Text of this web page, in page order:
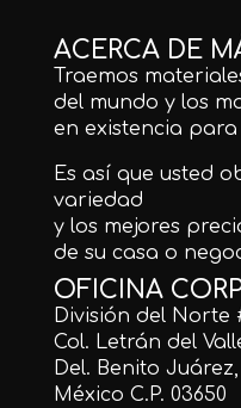
ACERCA DE
Traemos
del mundo y los
en existencia para
Es así que usted
variedad
y los mejores
de su casa o
OFICINA
División del Norte
Col. Letrán del
Del. Benito
México C.P. 03650